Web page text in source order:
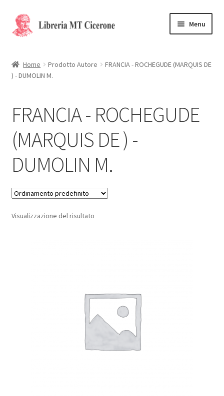
Vai
alla
Vai
al
Menu
Libri rari
Contattaci
Cassa
Home Prodotto Autore
FRANCIA - ROCHEGUDE (MARQUIS DE
) - DUMOLIN M.
FRANCIA - ROCHEGUDE
(MARQUIS DE ) -
DUMOLIN M.
Visualizzazione del risultato